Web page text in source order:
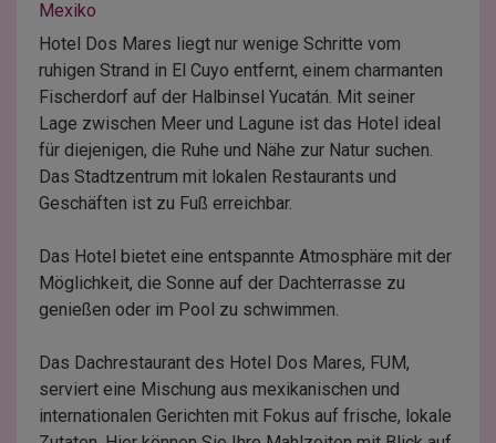
Mexiko
Hotel Dos Mares liegt nur wenige Schritte vom
ruhigen Strand in El Cuyo entfernt, einem charmanten
Fischerdorf auf der Halbinsel Yucatán. Mit seiner
Lage zwischen Meer und Lagune ist das Hotel ideal
für diejenigen, die Ruhe und Nähe zur Natur suchen.
Das Stadtzentrum mit lokalen Restaurants und
Geschäften ist zu Fuß erreichbar.
Das Hotel bietet eine entspannte Atmosphäre mit der
Möglichkeit, die Sonne auf der Dachterrasse zu
genießen oder im Pool zu schwimmen.
Das Dachrestaurant des Hotel Dos Mares, FUM,
serviert eine Mischung aus mexikanischen und
internationalen Gerichten mit Fokus auf frische, lokale